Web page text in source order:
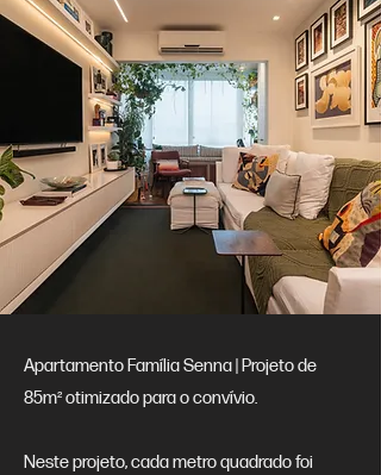
Apartamento Família Senna | Projeto de
85m² otimizado para o convívio.
Neste projeto, cada metro quadrado foi